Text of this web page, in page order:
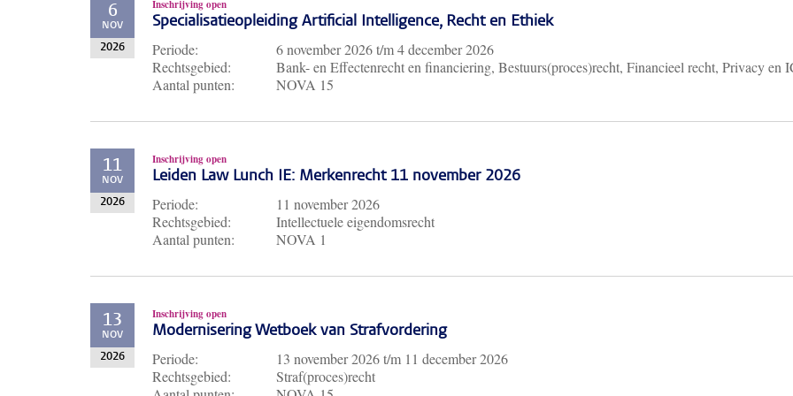
6
NOV
2026
Inschrijving open
Specialisatieopleiding Artificial Intelligence, Recht en Ethiek
Periode: 6 november 2026t/m4 december 2026
Rechtsgebied:
Bank- en Effectenrecht en financiering, Bestuurs(proces)recht, Financieel recht, Privacy en
Aantal punten:
NOVA 15
11
NOV
2026
Inschrijving open
Leiden Law Lunch IE: Merkenrecht 11 november 2026
Periode:
11 november 2026
Rechtsgebied:
Intellectuele eigendomsrecht
Aantal punten:
NOVA 1
13
NOV
2026
Inschrijving open
Modernisering Wetboek van Strafvordering
Periode: 13 november 2026t/m 11 december 2026
Rechtsgebied:
Straf(proces)recht